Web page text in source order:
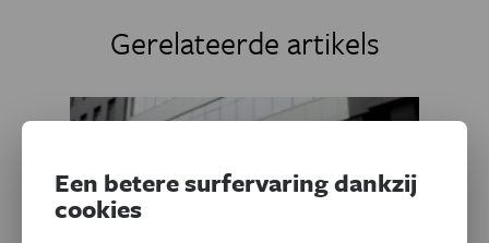
Gerelateerde artikels
Een betere surfervaring dankzij
cookies